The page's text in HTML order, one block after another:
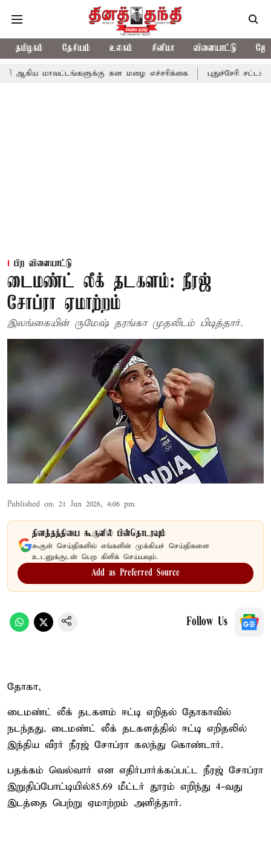
தமிழகம் தேசியம் உலகம் சினிமா விளையாட்டு
கன மழை எச்சரிக்கை புதுச்சேரி சட்டசபையில்
பிற விளையாட்டு
டைமண்ட் லீக் தடகளம்: நீரஜ்
சோப்ரா ஏமாற்றம்
இலங்கையின் ருமேஷ் தரங்கா முதலிடம் பிடித்தார்.
Published on: 21 Jun 2026, 4:06 pm
தினத்தந்தியை கூகுளில் பின்தொடரவும்
கூகுள் செய்திகளில் எங்களின் முக்கியச் செய்திகளை
உடனுக்குடன் பெற கிளிக் செய்யவும்.
Add as Preferred Source
Follow Us
தோகா,
டைமண்ட் லீக் தடகளம் ஈட்டி எறிதல் தோகாவில்
நடந்தது. டைமண்ட் லீக் தடகளத்தில் ஈட்டி எறிதலில்
இந்திய வீரர் நீரஜ் சோப்ரா கலந்து கொண்டார்.
பதக்கம் வெல்வார் என எதிர்பார்க்கப்பட்ட நீரஜ் சோப்ரா
இறுதிப்போட்டியில்85.69 மீட்டர் தூரம் எறிந்து 4-வது
இடத்தை பெற்று ஏமாற்றம் அளித்தார்.